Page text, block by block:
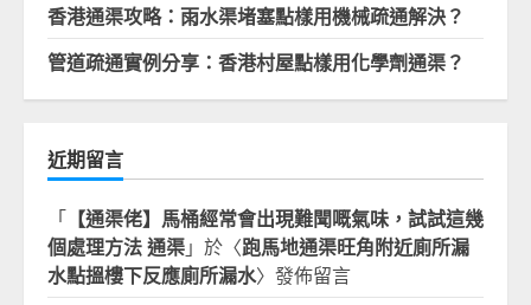
香港通渠攻略：雨水渠堵塞點樣用機械疏通解決？
管道疏通實例分享：香港村屋點樣用化學劑通渠？
近期留言
「 【通渠佬】馬桶經常會出現難聞嘅氣味，試試這幾
個處理方法 通渠」於〈跑馬地通渠旺角附近廁所漏
水點搵樓下反應廁所漏水〉發佈留言